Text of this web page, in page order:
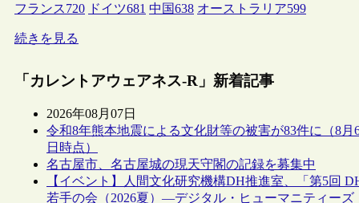
フランス720 ドイツ681 中国638 オーストラリア599
続きを見る
「カレントアウェアネス-R」新着記事
2026年08月07日
令和8年熊本地震による文化財等の被害が83件に（8月
日時点）
名古屋市、名古屋城の現天守閣の記録を募集中
【イベント】人間文化研究機構DH推進室、「第5回
若手の会（2026夏）―デジタル・ヒューマニティーズ